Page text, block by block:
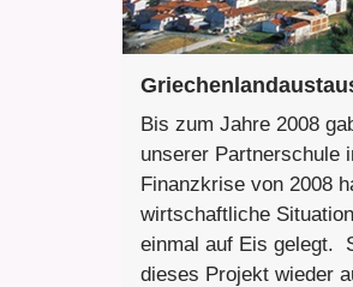
Bis zum Jahre 2008
unserer Partnerschule
Finanzkrise von 2008
wirtschaftliche
einmal auf Eis gelegt.
dieses Projekt wieder